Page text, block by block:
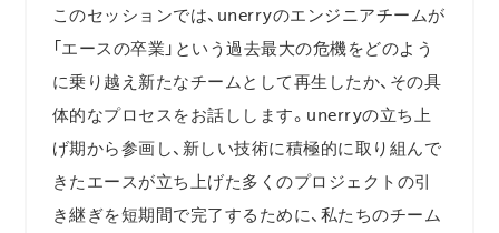
このセッションでは、unerryのエンジニアチームが
「エースの卒業」という過去最大の危機をどのよう
に乗り越え新たなチームとして再生したか、その具
体的なプロセスをお話しします。unerryの立ち上
げ期から参画し、新しい技術に積極的に取り組んで
きたエースが立ち上げた多くのプロジェクトの引
き継ぎを短期間で完了するために、私たちのチーム